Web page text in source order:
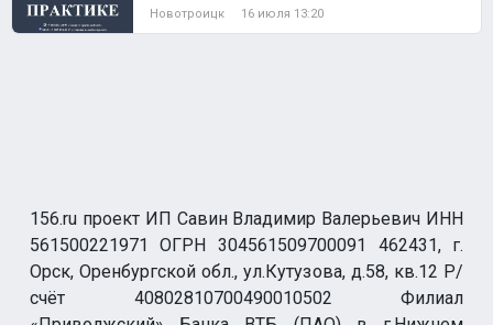
рефераты, отчеты о практике,
Новотроицк 16 июля 13:20
156.ru проект ИП Савин Владимир Валерьевич ИНН
561500221971 ОГРН 304561509700091 462431, г.
Орск, Оренбургской обл., ул.Кутузова, д.58, кв.12 Р/
счёт 40802810700490010502 Филиал